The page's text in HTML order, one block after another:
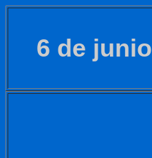
6 de junio